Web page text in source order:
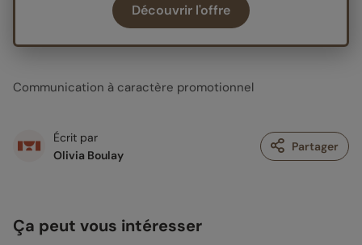
Découvrir l'offre
Communication à caractère promotionnel
Écrit par
Olivia Boulay
Partager
Ça peut vous intéresser